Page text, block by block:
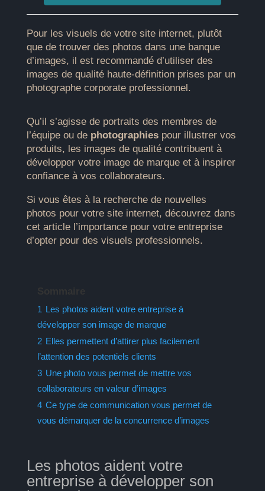
Pour les visuels de votre site internet, plutôt
que de trouver des photos dans une banque
d’images, il est recommandé d’utiliser des
images de qualité haute-définition prises par un
photographe corporate professionnel.
Qu’il s’agisse de portraits des membres de
l’équipe ou de photographiespour illustrer vos
produits, les images de qualité contribuent à
développer votre image de marque et à inspirer
confiance à vos collaborateurs.
Si vous êtes à la recherche de nouvelles
photos pour votre site internet, découvrez dans
cet article l’importance pour votre entreprise
d’opter pour des visuels professionnels.
1 Les photos aident votre entreprise à
développer son image de marque
2 Elles permettent d’attirer plus facilement
l’attention des potentiels clients
3 Une photo vous permet de mettre vos
collaborateurs en valeur d’images
4 Ce type de communication vous permet de
vous démarquer de la concurrence d’images
Les photos aident votre
entreprise à développer son